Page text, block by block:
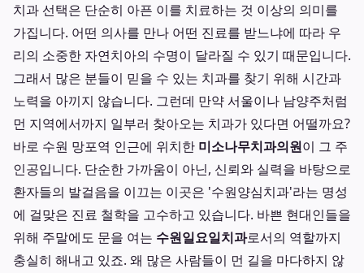
치과 선택은 단순히 아픈 이를 치료하는 것 이상의 의미를
가집니다. 어떤 의사를 만나 어떤 진료를 받느냐에 따라 우
리의 소중한 자연치아의 수명이 달라질 수 있기 때문입니다.
그래서 많은 분들이 믿을 수 있는 치과를 찾기 위해 시간과
노력을 아끼지 않습니다. 그런데 만약 서울이나 남양주처럼
먼 지역에서까지 일부러 찾아오는 치과가 있다면 어떨까요?
바로 수원 망포역 인근에 위치한 미소나무치과의원이 그 주
인공입니다. 단순한 가까움이 아닌, 신뢰와 실력을 바탕으로
환자들의 발걸음을 이끄는 이곳은 '수원양심치과'라는 명성
에 걸맞은 진료 철학을 고수하고 있습니다. 바쁜 현대인들을
위해 주말에도 문을 여는 수원일요일치과로서의 역할까지
충실히 해내고 있죠. 왜 많은 사람들이 먼 길을 마다하지 않